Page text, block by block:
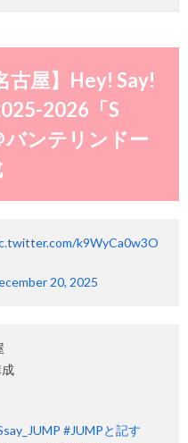
古屋】Hey! Say!
2026「S
バンテリンドー
k9WyCa0w3O
20, 2025
#JUMPと記す